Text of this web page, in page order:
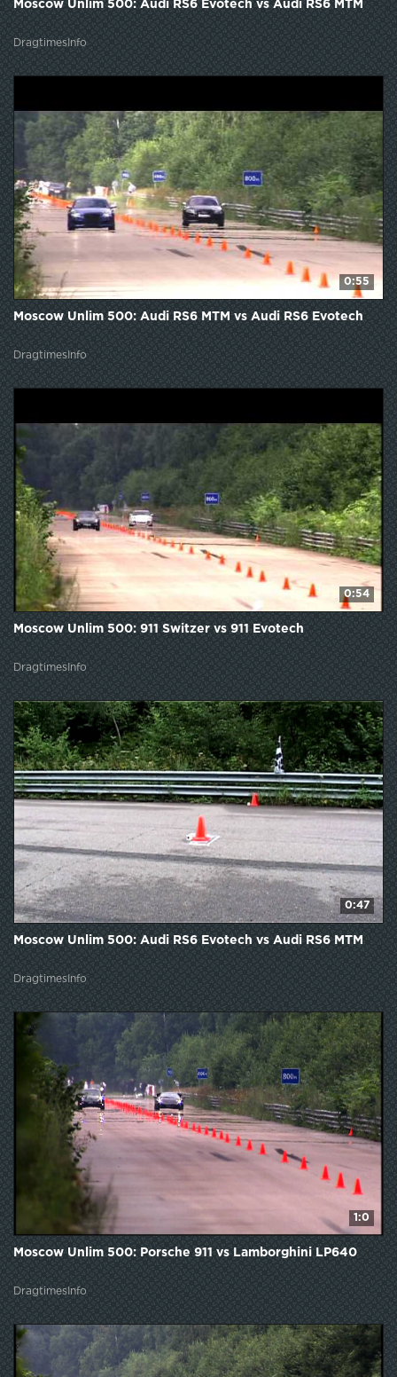
Moscow Unlim 500: Audi RS6 Evotech vs Audi RS6 MTM
DragtimesInfo
0:55
Moscow Unlim 500: Audi RS6 MTM vs Audi RS6 Evotech
DragtimesInfo
0:54
Moscow Unlim 500: 911 Switzer vs 911 Evotech
DragtimesInfo
0:47
Moscow Unlim 500: Audi RS6 Evotech vs Audi RS6 MTM
DragtimesInfo
1:0
Moscow Unlim 500: Porsche 911 vs Lamborghini LP640
DragtimesInfo